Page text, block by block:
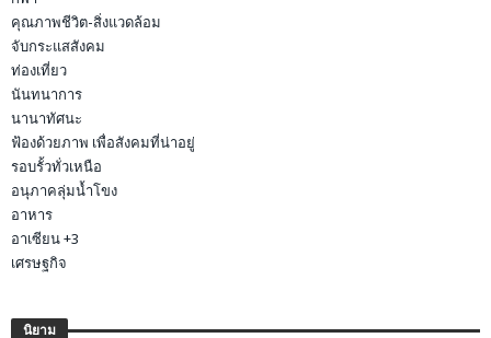
คุณภาพชีวิต-สิ่งแวดล้อม
จับกระแสสังคม
ท่องเที่ยว
นันทนาการ
นานาทัศนะ
ฟ้องด้วยภาพ เพื่อสังคมที่น่าอยู่
รอบรั้วทั่วเหนือ
อนุภาคลุ่มน้ำโขง
อาหาร
อาเซียน +3
เศรษฐกิจ
นิยาม